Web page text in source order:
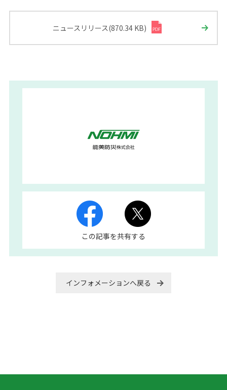
ニュースリリース(870.34 KB)
この記事を共有する
インフォメーションへ戻る